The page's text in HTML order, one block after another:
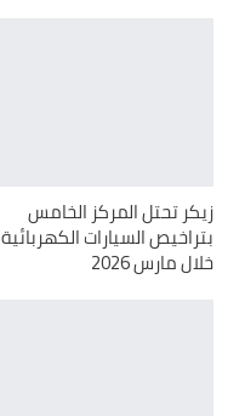
زيكر تحتل المركز الخامس
بتراخيص السيارات الكهربائية
خلال مارس 2026